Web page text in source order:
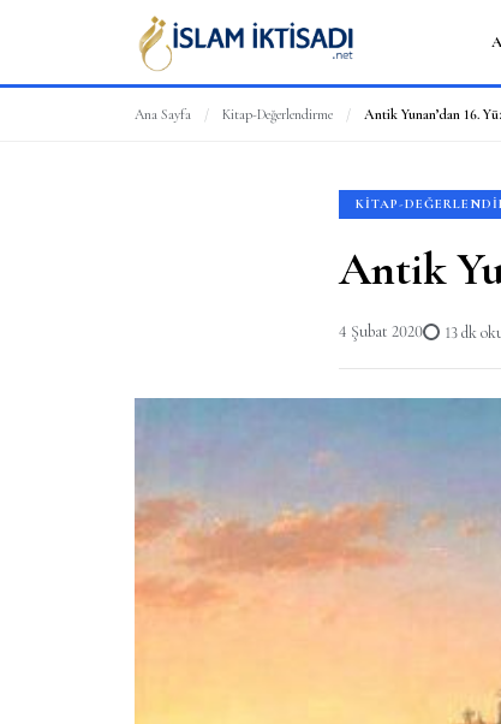
Ana Sayfa / Kitap-Değerlendirme / Antik Yunan’dan 16.
KITAP-
Antik
4 Şubat 2020 13 dk